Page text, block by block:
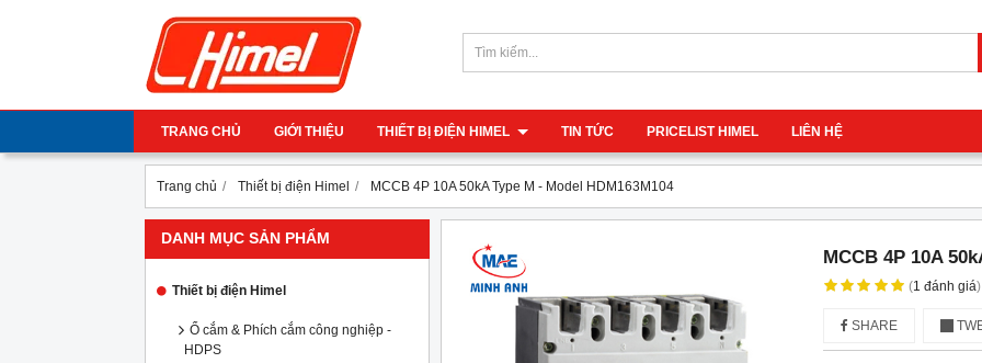
TRANG CHỦ GIỚI THIỆU THIẾT BỊ ĐIỆN HIMEL TIN TỨC PRICELIST HIMEL LIÊN HỆ
Trang chủ Thiết bị điện Himel MCCB 4P 10A 50kA Type M - Model HDM163M104
DANH MỤC SẢN PHẨM
Thiết bị điện Himel
Ổ cắm & Phích cắm công nghiệp -
HDPS
MCCB 4P 10A
(1đánh giá)
SHARE